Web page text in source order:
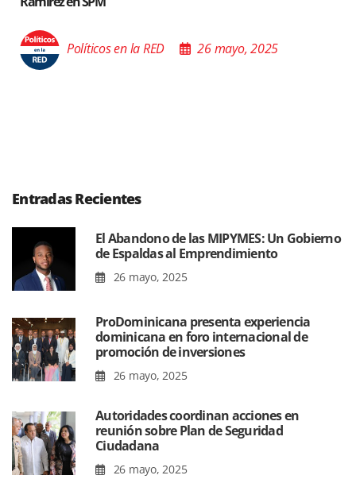
en la RED 26 mayo, 2025
Entradas Recientes
El Abandono de las MIPYMES: Un Gobierno
de Espaldas al Emprendimiento
26 mayo, 2025
ProDominicana presenta experiencia
dominicana en foro internacional de
promoción de inversiones
26 mayo, 2025
Autoridades coordinan acciones en
reunión sobre Plan de Seguridad
Ciudadana
26 mayo, 2025